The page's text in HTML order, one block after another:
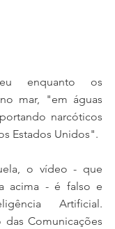
enquanto os
mar, "em águas
narcóticos
Estados Unidos".
o vídeo - que
acima - é falso e
Artificial.
Comunicações